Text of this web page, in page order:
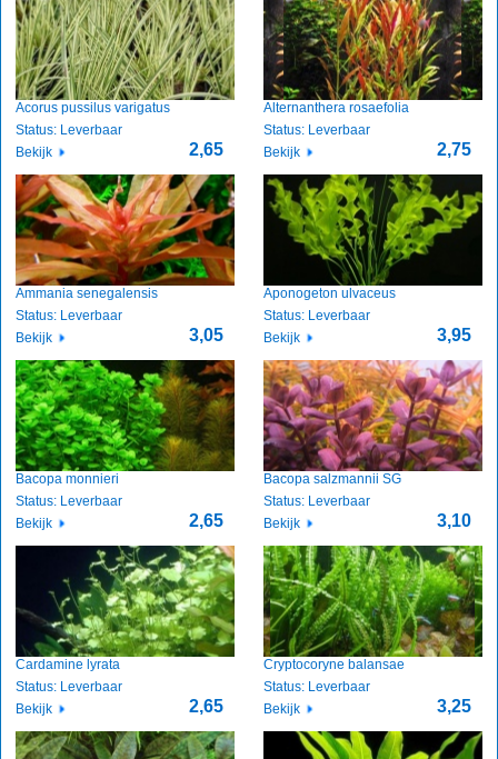
Acorus pussilus varigatus
2,65
Status: Leverbaar
Bekijk
Alternanthera rosaefolia
2,75
Status: Leverbaar
Bekijk
Ammania senegalensis
3,05
Status: Leverbaar
Bekijk
Aponogeton ulvaceus
3,95
Status: Leverbaar
Bekijk
Bacopa monnieri
2,65
Status: Leverbaar
Bekijk
Bacopa salzmannii SG
3,10
Status: Leverbaar
Bekijk
Cardamine lyrata
2,65
Status: Leverbaar
Bekijk
Cryptocoryne balansae
3,25
Status: Leverbaar
Bekijk